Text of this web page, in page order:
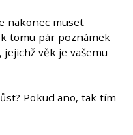
nakonec muset
tomu pár poznámek
věk je vašemu
Pokud ano, tak tím